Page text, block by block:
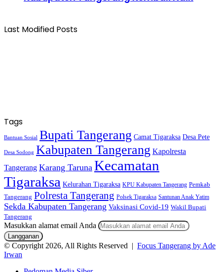
Last Modified Posts
Tags
Bantuan Sosial Bupati Tangerang Camat Tigaraksa Desa Pete
Desa Sodong Kabupaten Tangerang Kapolresta
Tangerang Karang Taruna Kecamatan
Tigaraksa Kelurahan Tigaraksa KPU Kabupaten Tangerang Pemkab
Tangerang Polresta Tangerang Polsek Tigaraksa Santunan Anak Yatim
Sekda Kabupaten Tangerang Vaksinasi Covid-19 Wakil Bupati
Tangerang
Masukkan alamat email Anda
© Copyright 2026, All Rights Reserved | Focus Tangerang by Ade
Irwan